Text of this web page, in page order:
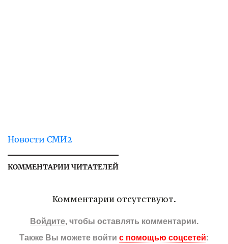
Новости СМИ2
КОММЕНТАРИИ ЧИТАТЕЛЕЙ
Комментарии отсутствуют.
Войдите, чтобы оставлять комментарии.
Также Вы можете войти с помощью соцсетей: